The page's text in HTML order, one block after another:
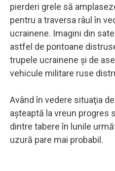
pierderi grele să
pentru a traversa râul în
ucrainene. Imagini din
astfel de pontoane
trupele ucrainene şi de
vehicule militare ruse
Având în vedere situaţia
aşteaptă la vreun progres
dintre tabere în lunile
uzură pare mai probabil.